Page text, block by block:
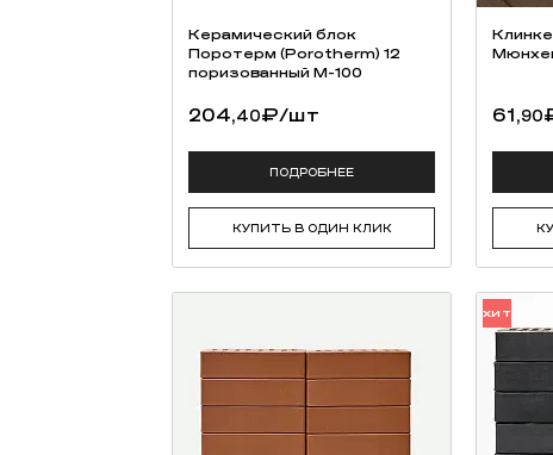
Керамический блок
Поротерм (Porotherm) 12
поризованный М-100
204,40₽/шт
ПОДРОБНЕЕ
КУПИТЬ В ОДИН КЛИК
61,90
ХИТ